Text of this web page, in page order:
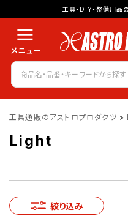
工具・DIY・整備用品
工具通販のアストロプロダクツ >
Light
絞り込み